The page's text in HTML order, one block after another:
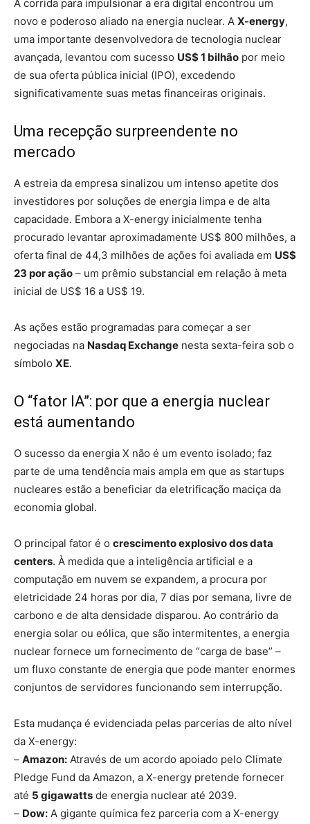
A corrida para impulsionar a era digital encontrou um
novo e poderoso aliado na energia nuclear. A X-energy,
uma importante desenvolvedora de tecnologia nuclear
avançada, levantou com sucesso US$ 1 bilhão por meio
de sua oferta pública inicial (IPO), excedendo
significativamente suas metas financeiras originais.
Uma recepção surpreendente no
mercado
A estreia da empresa sinalizou um intenso apetite dos
investidores por soluções de energia limpa e de alta
capacidade. Embora a X-energy inicialmente tenha
procurado levantar aproximadamente US$ 800 milhões, a
oferta final de 44,3 milhões de ações foi avaliada em US$
23 por ação – um prêmio substancial em relação à meta
inicial de US$ 16 a US$ 19.
As ações estão programadas para começar a ser
negociadas na Nasdaq Exchange nesta sexta-feira sob o
símbolo XE.
O “fator IA”: por que a energia nuclear
está aumentando
O sucesso da energia X não é um evento isolado; faz
parte de uma tendência mais ampla em que as startups
nucleares estão a beneficiar da eletrificação maciça da
economia global.
O principal fator é o crescimento explosivo dos data
centers. À medida que a inteligência artificial e a
computação em nuvem se expandem, a procura por
eletricidade 24 horas por dia, 7 dias por semana, livre de
carbono e de alta densidade disparou. Ao contrário da
energia solar ou eólica, que são intermitentes, a energia
nuclear fornece um fornecimento de “carga de base” –
um fluxo constante de energia que pode manter enormes
conjuntos de servidores funcionando sem interrupção.
Esta mudança é evidenciada pelas parcerias de alto nível
da X-energy:
– Amazon: Através de um acordo apoiado pelo Climate
Pledge Fund da Amazon, a X-energy pretende fornecer
até 5 gigawatts de energia nuclear até 2039.
– Dow: A gigante química fez parceria com a X-energy